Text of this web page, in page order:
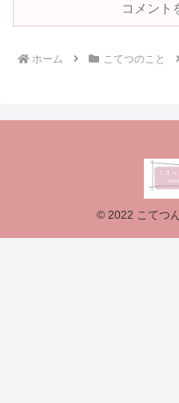
コメント
ホーム こてつのこと
© 2022 こてつ